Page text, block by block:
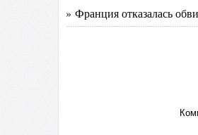
» Франция отказалась